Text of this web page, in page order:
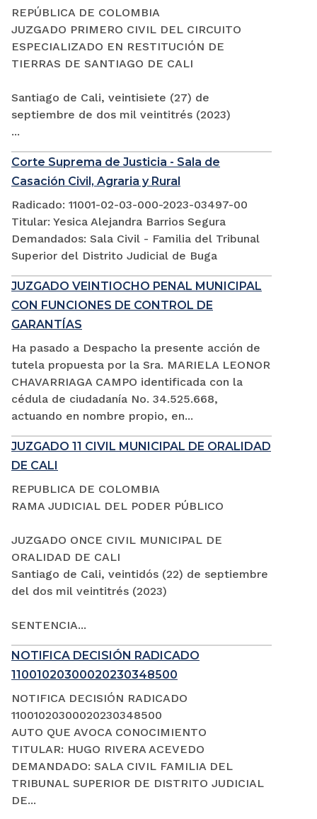
REPÚBLICA DE COLOMBIA
JUZGADO PRIMERO CIVIL DEL CIRCUITO
ESPECIALIZADO EN RESTITUCIÓN DE
TIERRAS DE SANTIAGO DE CALI
Santiago de Cali, veintisiete (27) de
septiembre de dos mil veintitrés (2023)
...
Corte Suprema de Justicia - Sala de
Casación Civil, Agraria y Rural
Radicado: 11001-02-03-000-2023-03497-00
Titular: Yesica Alejandra Barrios Segura
Demandados: Sala Civil - Familia del Tribunal
Superior del Distrito Judicial de Buga
JUZGADO VEINTIOCHO PENAL MUNICIPAL
CON FUNCIONES DE CONTROL DE
GARANTÍAS
Ha pasado a Despacho la presente acción de
tutela propuesta por la Sra. MARIELA LEONOR
CHAVARRIAGA CAMPO identificada con la
cédula de ciudadanía No. 34.525.668,
actuando en nombre propio, en...
JUZGADO 11 CIVIL MUNICIPAL DE ORALIDAD
DE CALI
REPUBLICA DE COLOMBIA
RAMA JUDICIAL DEL PODER PÚBLICO
JUZGADO ONCE CIVIL MUNICIPAL DE
ORALIDAD DE CALI
Santiago de Cali, veintidós (22) de septiembre
del dos mil veintitrés (2023)
SENTENCIA...
NOTIFICA DECISIÓN RADICADO
11001020300020230348500
NOTIFICA DECISIÓN RADICADO
11001020300020230348500
AUTO QUE AVOCA CONOCIMIENTO
TITULAR: HUGO RIVERA ACEVEDO
DEMANDADO: SALA CIVIL FAMILIA DEL
TRIBUNAL SUPERIOR DE DISTRITO JUDICIAL
DE...